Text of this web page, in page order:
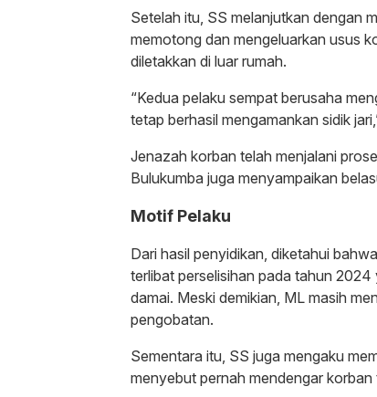
Setelah itu, SS melanjutkan dengan
memotong dan mengeluarkan usus
diletakkan di luar rumah.
“Kedua pelaku sempat berusaha
tetap berhasil mengamankan sidik
Jenazah korban telah menjalani
Bulukumba juga menyampaikan
Motif Pelaku
Dari hasil penyidikan, diketahui
terlibat perselisihan pada tahun
damai. Meski demikian, ML masih
pengobatan.
Sementara itu, SS juga mengaku
menyebut pernah mendengar